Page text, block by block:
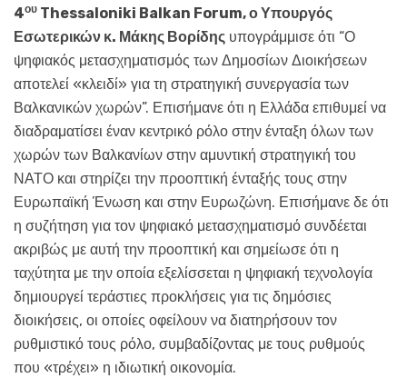
4ου Thessaloniki Balkan Forum, ο Υπουργός
Εσωτερικών κ. Μάκης Βορίδης υπογράμμισε ότι “Ο
ψηφιακός μετασχηματισμός των Δημοσίων Διοικήσεων
αποτελεί «κλειδί» για τη στρατηγική συνεργασία των
Βαλκανικών χωρών”. Επισήμανε ότι η Ελλάδα επιθυμεί να
διαδραματίσει έναν κεντρικό ρόλο στην ένταξη όλων των
χωρών των Βαλκανίων στην αμυντική στρατηγική του
ΝΑΤΟ και στηρίζει την προοπτική ένταξής τους στην
Ευρωπαϊκή Ένωση και στην Ευρωζώνη. Επισήμανε δε ότι
η συζήτηση για τον ψηφιακό μετασχηματισμό συνδέεται
ακριβώς με αυτή την προοπτική και σημείωσε ότι η
ταχύτητα με την οποία εξελίσσεται η ψηφιακή τεχνολογία
δημιουργεί τεράστιες προκλήσεις για τις δημόσιες
διοικήσεις, οι οποίες οφείλουν να διατηρήσουν τον
ρυθμιστικό τους ρόλο, συμβαδίζοντας με τους ρυθμούς
που «τρέχει» η ιδιωτική οικονομία.